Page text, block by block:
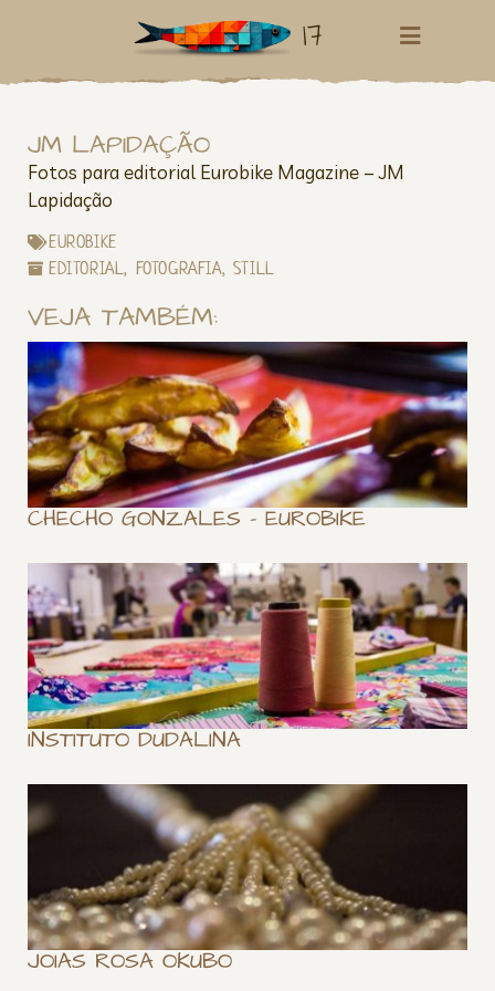
17
JM LAPIDAÇÃO
Fotos para editorial Eurobike Magazine – JM
Lapidação
EUROBIKE
EDITORIAL, FOTOGRAFIA, STILL
VEJA TAMBÉM:
CHECHO GONZALES – EUROBIKE
INSTITUTO DUDALINA
JOIAS ROSA OKUBO